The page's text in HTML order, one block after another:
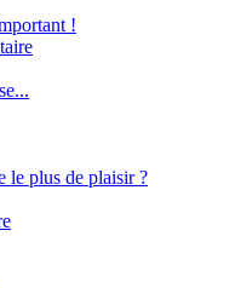
!
le plus de plaisir ?